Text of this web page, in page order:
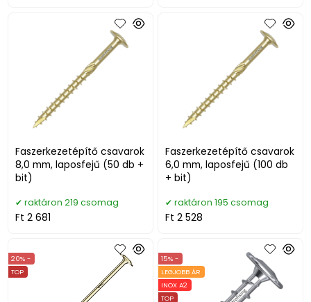
Faszerkezetépítő csavarok
8,0 mm, laposfejű (50 db +
bit)
raktáron 219 csomag
Ft 2 681
Faszerkezetépítő csavarok
6,0 mm, laposfejű (100 db
+ bit)
raktáron 195 csomag
Ft 2 528
20% -
TOP
15% -
LEGJOBB ÁR
INOX A2
TOP